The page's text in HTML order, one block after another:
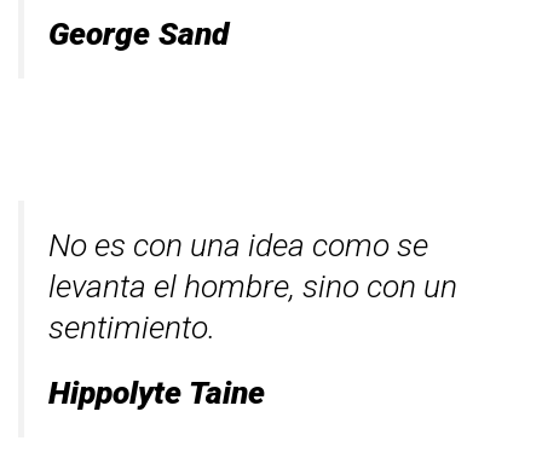
George Sand
No es con una idea como se
levanta el hombre, sino con un
sentimiento.
Hippolyte Taine